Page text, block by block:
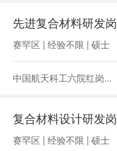
先进复合材料研发岗
赛罕区 | 经验不限 | 硕士
中国航天科工六院红岗...
复合材料设计研发岗
赛罕区 | 经验不限 | 硕士